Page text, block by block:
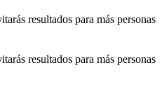
resultados para más personas
resultados para más personas